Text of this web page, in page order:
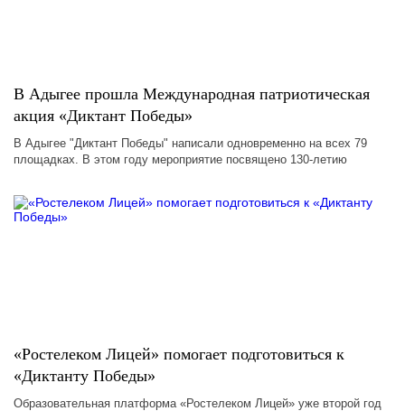
В Адыгее прошла Международная патриотическая
акция «Диктант Победы»
В Адыгее "Диктант Победы" написали одновременно на всех 79
площадках. В этом году мероприятие посвящено 130-летию
«Ростелеком Лицей» помогает подготовиться к
«Диктанту Победы»
Образовательная платформа «Ростелеком Лицей» уже второй год